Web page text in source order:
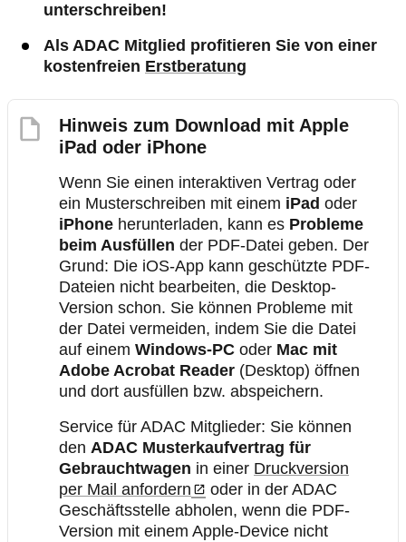
unterschreiben!
Als ADAC Mitglied profitieren Sie von einer
kostenfreien Erstberatung
Hinweis zum Download mit Apple
iPad oder iPhone
Wenn Sie einen interaktiven Vertrag oder
ein Musterschreiben mit einem iPad oder
iPhone herunterladen, kann es Probleme
beim Ausfüllen der PDF-Datei geben. Der
Grund: Die iOS-App kann geschützte PDF-
Dateien nicht bearbeiten, die Desktop-
Version schon. Sie können Probleme mit
der Datei vermeiden, indem Sie die Datei
auf einem Windows‑PC oder Mac mit
Adobe Acrobat Reader (Desktop) öffnen
und dort ausfüllen bzw. abspeichern.
Service für ADAC Mitglieder: Sie können
den ADAC Musterkaufvertrag für
Gebrauchtwagen in einer Druckversion
per Mail anfordern
oder in der ADAC
Geschäftsstelle abholen, wenn die PDF-
Version mit einem Apple-Device nicht